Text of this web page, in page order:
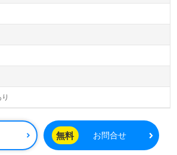
無料 お問合せ